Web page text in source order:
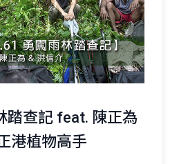
踏查記 feat. 陳正為
港植物高手